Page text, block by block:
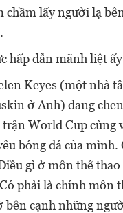
chầm lấy người lạ
hấp dẫn mãnh liệt
Keyes (một nhà
ở Anh) đang
World Cup cùng
bóng đá của mình.
gì ở môn thể
phải là chính môn
bên cạnh những